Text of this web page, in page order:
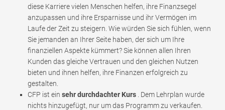
diese Karriere vielen Menschen helfen, ihre Finanzsegel
anzupassen und ihre Ersparnisse und ihr Vermögen im
Laufe der Zeit zu steigern. Wie würden Sie sich fühlen, wenn
Sie jemanden an Ihrer Seite haben, der sich um Ihre
finanziellen Aspekte kümmert? Sie können allen Ihren
Kunden das gleiche Vertrauen und den gleichen Nutzen
bieten und ihnen helfen, ihre Finanzen erfolgreich zu
gestalten.
CFP ist ein sehr durchdachter Kurs . Dem Lehrplan wurde
nichts hinzugefügt, nur um das Programm zu verkaufen.